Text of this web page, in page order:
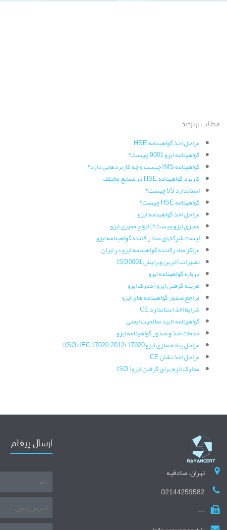
مطالب پربازدید
مراحل اخذ گواهینامه HSE
گواهینامه ایزو 9001 چیست؟
گواهینامه IMS چیست و چه کاربردهایی دارد؟
کاربرد گواهینامه HSE در صنایع مختلف
استاندارد 5S چیست؟
گواهینامه HSE چیست؟
مراحل اخذ گواهینامه ایزو
ممیزی ایزو چیست؟ | انواع ممیزی ایزو
لیست شرکتهای صادر کننده گواهینامه ایزو
مراکز صادرکننده گواهینامه ایزو در ایران
تغییرات آخرین ویرایش ISO9001
درباره گواهینامه ایزو
هزینه گرفتن ایزو | مدرک ایزو
مراجع صدور گواهینامه های ایزو
شرایط اخذ استاندارد CE
گواهینامه تایید صلاحیت ایمنی
خدمات اخذ و صدور گواهینامه ایزو
مراحل پیاده سازی ایزو 17020 (ISO/IEC 17020:2012)
مراحل اخذ نشان CE
مدارک لازم برای گرفتن ایزو | ISO
تهران، صادقیه
02144259582
--
ارسال پیغام